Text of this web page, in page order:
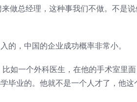
做总经理，这种事我们不做。不是
的，中国的企业成功概率非常小。
如一个外科医生，在他的手术室里面
毕业的。他就不是一个人才了，他这